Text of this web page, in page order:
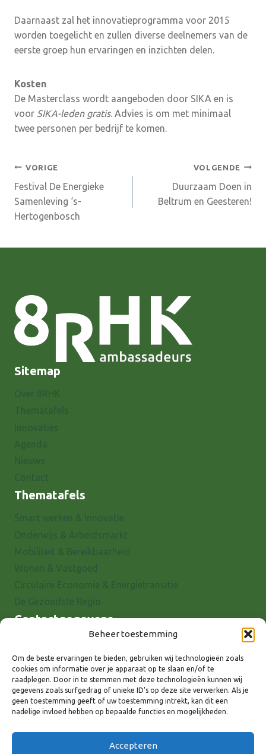
Beheer toestemming
Om de beste ervaringen te bieden, gebruiken wij technologieën zoals
cookies om informatie over je apparaat op te slaan en/of te
raadplegen. Door in te stemmen met deze technologieën kunnen wij
gegevens zoals surfgedrag of unieke ID's op deze site verwerken. Als je
geen toestemming geeft of uw toestemming intrekt, kan dit een
nadelige invloed hebben op bepaalde functies en mogelijkheden.
Accepteren
Daarnaast zal het innovatieprogramma voor 2015
worden toegelicht en zullen diverse deelnemers van de
eerste groep hun ervaringen en inzichten delen.
Kosten
De Masterclass wordt aangeboden door SIKA en is
voor SIKA-leden gratis. Advies is om met minimaal
twee personen per bedrijf te komen.
Bericht
navigatie
VORIGE
Festival De Energieke
Samenleving ‘s-
Hertogenbosch
VOLGENDE
Duurzaam Doen in
Beltrum en Geesteren!
Sitemap
Thematafels
Contactgegevens
7001 EX Doetinchem
E-mail: info@8rhk.nl
Telefoonnummers
Privacyverklaring